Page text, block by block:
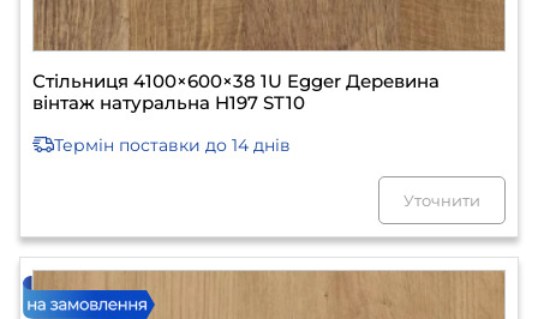
Стільниця 4100×600×38 1U Egger Деревина
вінтаж натуральна H197 ST10
Термін поставки до 14 днів
Уточнити